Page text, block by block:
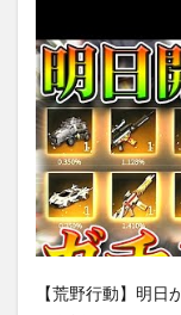
【荒野行動】明日